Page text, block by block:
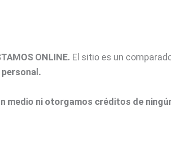
ONLINE. El sitio es un
medio ni otorgamos créditos de